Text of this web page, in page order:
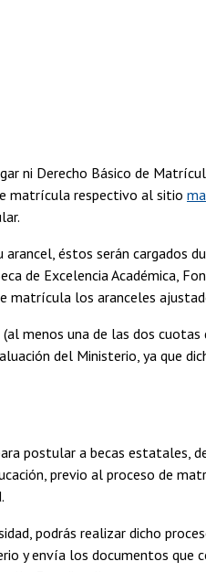
ni Derecho Básico de
matrícula respectivo al sitio
éstos serán cargados
de Excelencia Académica,
matrícula los aranceles
menos una de las dos cuotas
del Ministerio, ya que
postular a becas estatales,
previo al proceso de
podrás realizar dicho
y envía los documentos que